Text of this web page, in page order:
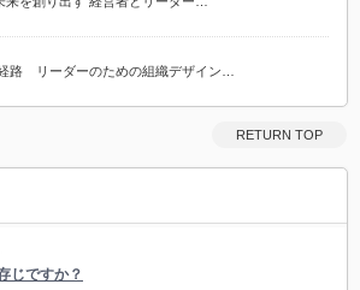
路 リーダーのための組織デザイン…
RETURN TOP
じですか？